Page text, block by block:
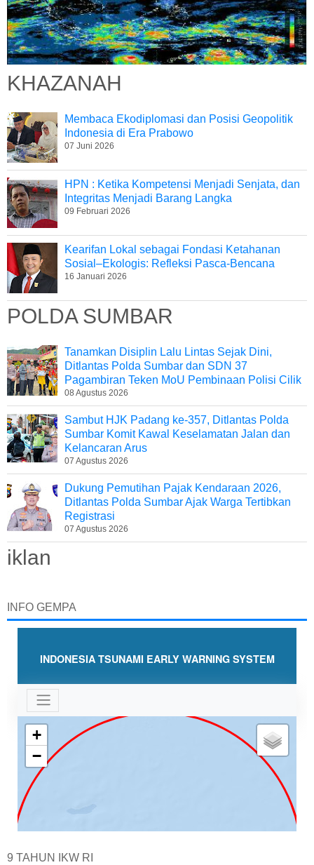
KHAZANAH
Membaca Ekodiplomasi dan Posisi Geopolitik
Indonesia di Era Prabowo
07 Juni 2026
HPN : Ketika Kompetensi Menjadi Senjata, dan
Integritas Menjadi Barang Langka
09 Februari 2026
Kearifan Lokal sebagai Fondasi Ketahanan
Sosial–Ekologis: Refleksi Pasca-Bencana
16 Januari 2026
POLDA SUMBAR
Tanamkan Disiplin Lalu Lintas Sejak Dini,
Ditlantas Polda Sumbar dan SDN 37
Pagambiran Teken MoU Pembinaan Polisi Cilik
08 Agustus 2026
Sambut HJK Padang ke-357, Ditlantas Polda
Sumbar Komit Kawal Keselamatan Jalan dan
Kelancaran Arus
07 Agustus 2026
Dukung Pemutihan Pajak Kendaraan 2026,
Ditlantas Polda Sumbar Ajak Warga Tertibkan
Registrasi
07 Agustus 2026
iklan
INFO GEMPA
9 TAHUN IKW RI